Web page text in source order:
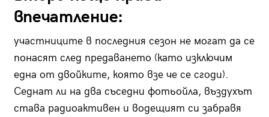
впечатление:
участниците в последния сезон не могат да се
понасят след предаването (като изключим
една от двойките, която взе че се сгоди).
Седнат ли на два съседни фотьойла, въздухът
става радиоактивен и водещият си забравя